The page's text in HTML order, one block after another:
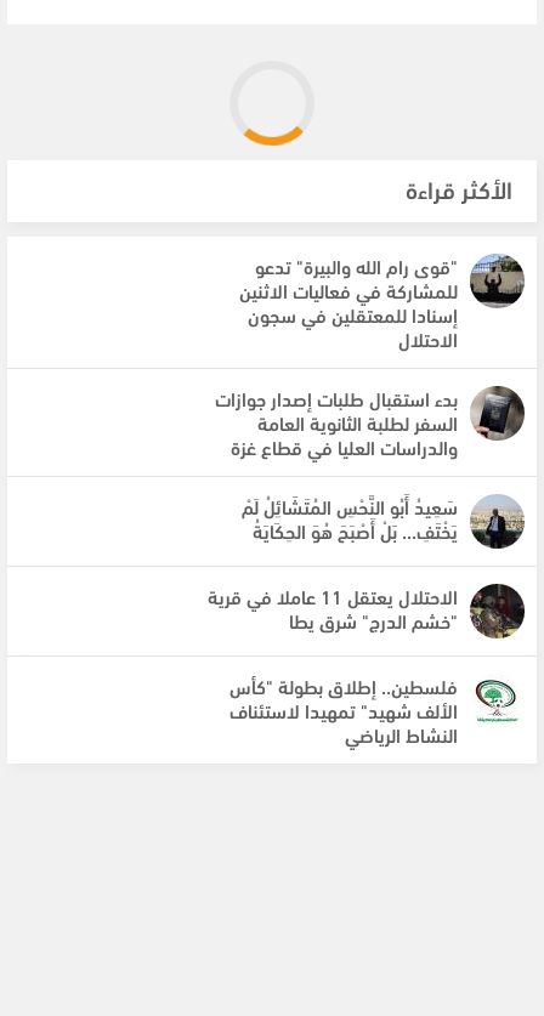
الأكثر قراءة
"قوى رام الله والبيرة" تدعو
للمشاركة في فعاليات الاثنين
إسنادا للمعتقلين في سجون
الاحتلال
بدء استقبال طلبات إصدار جوازات
السفر لطلبة الثانوية العامة
والدراسات العليا في قطاع غزة
سَعِيدُ أَبُو النَّحْسِ المُتَشَائِلُ لَمْ
يَخْتَفِ... بَلْ أَصْبَحَ هُوَ الحِكَايَةُ
الاحتلال يعتقل 11 عاملا في قرية
"خشم الدرج" شرق يطا
فلسطين.. إطلاق بطولة "كأس
الألف شهيد" تمهيدا لاستئناف
النشاط الرياضي